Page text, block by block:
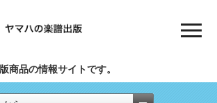
商品の情報サイトです。